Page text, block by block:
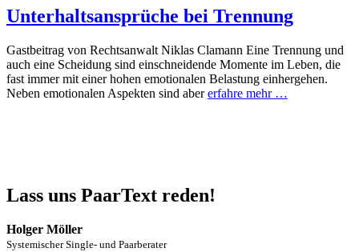
Unterhaltsansprüche bei Trennung
Gastbeitrag von Rechtsanwalt Niklas Clamann Eine Trennung und
auch eine Scheidung sind einschneidende Momente im Leben, die
fast immer mit einer hohen emotionalen Belastung einhergehen.
Neben emotionalen Aspekten sind abererfahre mehr …
Lass uns PaarText reden!
Holger Möller
Systemischer Single- und Paarberater